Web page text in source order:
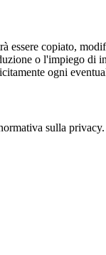
essere copiato,
o l'impiego di
ogni
sulla privacy.